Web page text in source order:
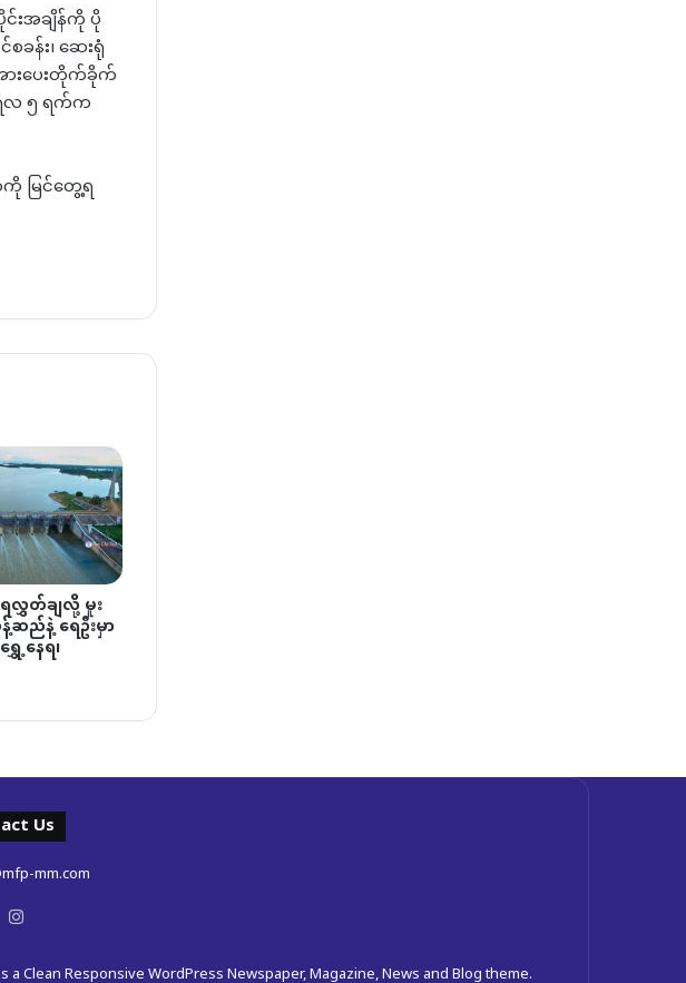
းအချိန်ကို ပို
န်း၊ ဆေးရုံ
းပေးတိုက်ခိုက်
လ ၅ ရက်က
ကို မြင်တွေ့ရ
လွှတ်ချလို့ မူး
ဆည်နဲ့ ရေဦးမှာ
ေ့နေရ၊
Us
mm.com
YouTube
a Clean Responsive WordPress Newspaper, Magazine, News and Blog theme.